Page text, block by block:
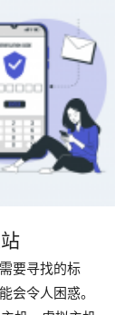
要寻找的标
会令人困惑。